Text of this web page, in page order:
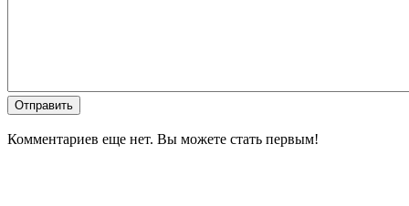
Отправить
Комментариев еще нет. Вы можете стать первым!